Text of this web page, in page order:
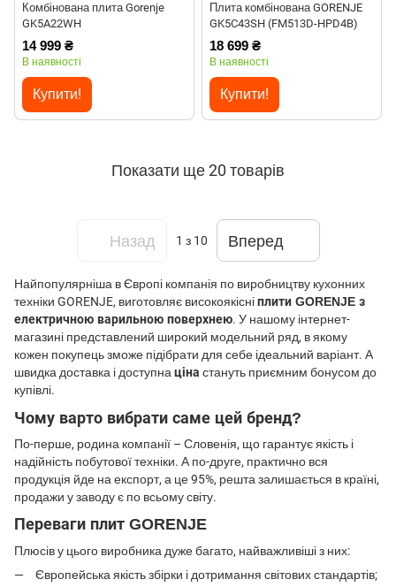
Комбінована плита Gorenje
GK5A22WH
14 999 ₴
В наявності
Купити!
Плита комбінована GORENJE
GK5C43SH (FM513D-HPD4B)
18 699 ₴
В наявності
Купити!
Показати ще 20 товарів
Назад 1 з 10 Вперед
Найпопулярніша в Європі компанія по виробництву кухонних
техніки GORENJE, виготовляє високоякісніплити GORENJE з
електричною варильною поверхнею. У нашому інтернет-
магазині представлений широкий модельний ряд, в якому
кожен покупець зможе підібрати для себе ідеальний варіант. А
швидка доставка і доступнаціна стануть приємним бонусом до
купівлі.
Чому варто вибрати саме цей бренд?
По-перше, родина компанії – Словенія, що гарантує якість і
надійність побутової техніки. А по-друге, практично вся
продукція йде на експорт, а це 95%, решта залишається в країні,
продажи у заводу є по всьому світу.
Переваги плит GORENJE
Плюсів у цього виробника дуже багато, найважливіші з них:
Європейська якість збірки і дотримання світових стандартів;